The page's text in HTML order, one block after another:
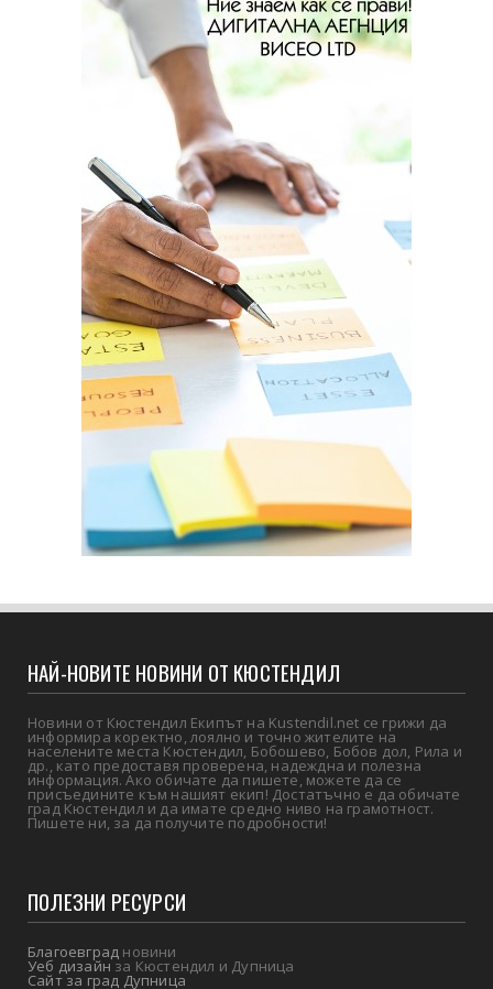
НАЙ-НОВИТЕ НОВИНИ ОТ КЮСТЕНДИЛ
Новини от Кюстендил Екипът на Kustendil.net се грижи да
информира коректно, лоялно и точно жителите на
населените места Кюстендил, Бобошево, Бобов дол, Рила и
др., като предоставя проверена, надеждна и полезна
информация. Ако обичате да пишете, можете да се
присъедините към нашият екип! Достатъчно е да обичате
град Кюстендил и да имате средно ниво на грамотност.
Пишете ни, за да получите подробности!
ПОЛЕЗНИ РЕСУРСИ
Благоевград новини
Уеб дизайнза Кюстендил и Дупница
Сайт за град Дупница